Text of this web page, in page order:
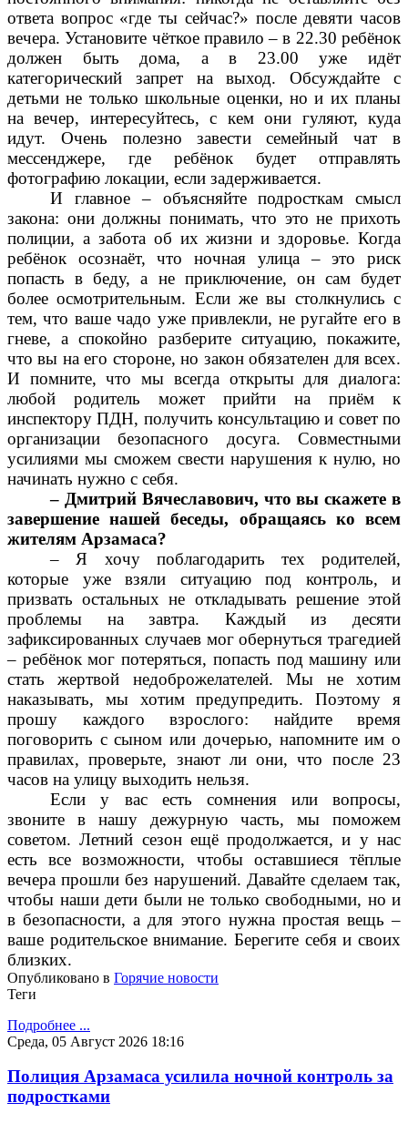
ответа вопрос «где ты сейчас?» после девяти часов
вечера. Установите чёткое правило – в 22.30 ребёнок
должен быть дома, а в 23.00 уже идёт
категорический запрет на выход. Обсуждайте с
детьми не только школьные оценки, но и их планы
на вечер, интересуйтесь, с кем они гуляют, куда
идут. Очень полезно завести семейный чат в
мессенджере, где ребёнок будет отправлять
фотографию локации, если задерживается.
И главное – объясняйте подросткам смысл
закона: они должны понимать, что это не прихоть
полиции, а забота об их жизни и здоровье. Когда
ребёнок осознаёт, что ночная улица – это риск
попасть в беду, а не приключение, он сам будет
более осмотрительным. Если же вы столкнулись с
тем, что ваше чадо уже привлекли, не ругайте его в
гневе, а спокойно разберите ситуацию, покажите,
что вы на его стороне, но закон обязателен для всех.
И помните, что мы всегда открыты для диалога:
любой родитель может прийти на приём к
инспектору ПДН, получить консультацию и совет по
организации безопасного досуга. Совместными
усилиями мы сможем свести нарушения к нулю, но
начинать нужно с себя.
– Дмитрий Вячеславович, что вы скажете в
завершение нашей беседы, обращаясь ко всем
жителям Арзамаса?
– Я хочу поблагодарить тех родителей,
которые уже взяли ситуацию под контроль, и
призвать остальных не откладывать решение этой
проблемы на завтра. Каждый из десяти
зафиксированных случаев мог обернуться трагедией
– ребёнок мог потеряться, попасть под машину или
стать жертвой недоброжелателей. Мы не хотим
наказывать, мы хотим предупредить. Поэтому я
прошу каждого взрослого: найдите время
поговорить с сыном или дочерью, напомните им о
правилах, проверьте, знают ли они, что после 23
часов на улицу выходить нельзя.
Если у вас есть сомнения или вопросы,
звоните в нашу дежурную часть, мы поможем
советом. Летний сезон ещё продолжается, и у нас
есть все возможности, чтобы оставшиеся тёплые
вечера прошли без нарушений. Давайте сделаем так,
чтобы наши дети были не только свободными, но и
в безопасности, а для этого нужна простая вещь –
ваше родительское внимание. Берегите себя и своих
близких.
Опубликовано в Горячие новости
Теги
Подробнее ...
Среда, 05 Август 2026 18:16
Полиция Арзамаса усилила ночной контроль за
подростками